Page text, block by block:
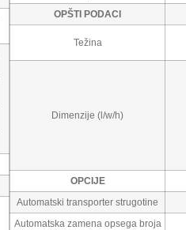
OPŠTI PODACI
Težina
Dimenzije (l/w/h)
OPCIJE
Automatski transporter strugotine
Automatska zamena opsega broja